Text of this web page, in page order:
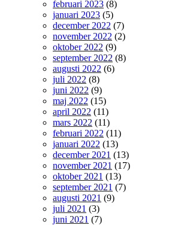
februari 2023 (8)
januari 2023 (5)
december 2022 (7)
november 2022 (2)
oktober 2022 (9)
september 2022 (8)
augusti 2022 (6)
juli 2022 (8)
juni 2022 (9)
maj 2022 (15)
april 2022 (11)
mars 2022 (11)
februari 2022 (11)
januari 2022 (13)
december 2021 (13)
november 2021 (17)
oktober 2021 (13)
september 2021 (7)
augusti 2021 (9)
juli 2021 (3)
juni 2021 (7)